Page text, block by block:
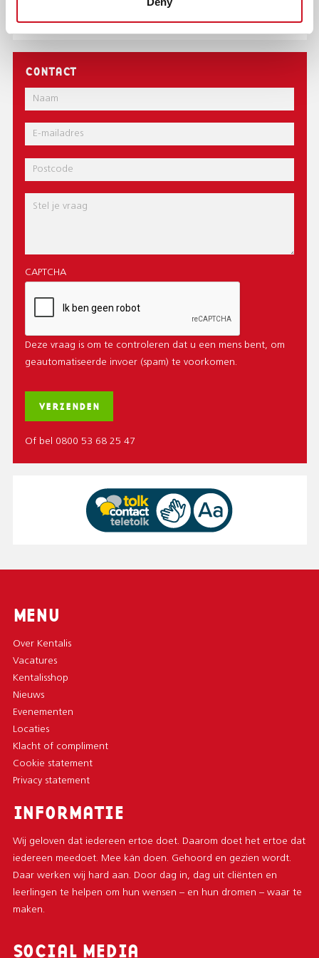
CONTACT
Naam
E-
mail
Postcode
Bericht
CAPTCHA
Deze vraag is om te controleren dat u een mens bent, om
geautomatiseerde invoer (spam) te voorkomen.
Of bel 0800 53 68 25 47
MENU
Over Kentalis
Vacatures
Kentalisshop
Nieuws
Evenementen
Locaties
Klacht of compliment
Cookie statement
Privacy statement
INFORMATIE
Wij geloven dat iedereen ertoe doet. Daarom doet het ertoe dat
iedereen meedoet. Mee kán doen. Gehoord en gezien wordt.
Daar werken wij hard aan. Door dag in, dag uit cliënten en
leerlingen te helpen om hun wensen – en hun dromen – waar te
maken.
SOCIAL MEDIA